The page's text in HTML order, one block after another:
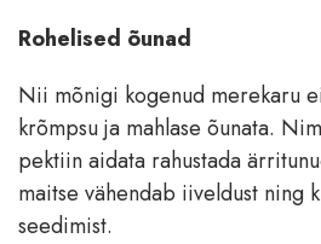
Rohelised õunad
Nii mõnigi kogenud merekaru
krõmpsu ja mahlase õunata.
pektiin aidata rahustada
maitse vähendab iiveldust ning
seedimist.